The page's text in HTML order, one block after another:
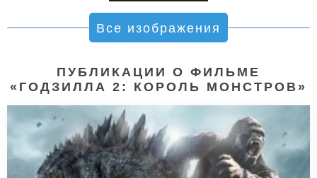
Все изображения
ПУБЛИКАЦИИ О ФИЛЬМЕ
«ГОДЗИЛЛА 2: КОРОЛЬ МОНСТРОВ»